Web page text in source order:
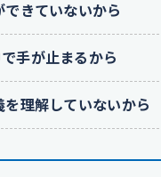
きていないから
手が止まるから
理解していないから